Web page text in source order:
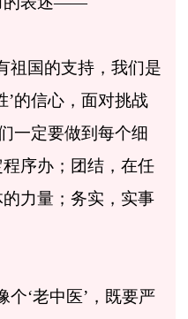
国的支持，我们是
’的信心，面对挑战
一定要做到每个细
序办；团结，在任
力量；务实，实事
‘老中医’，既要严